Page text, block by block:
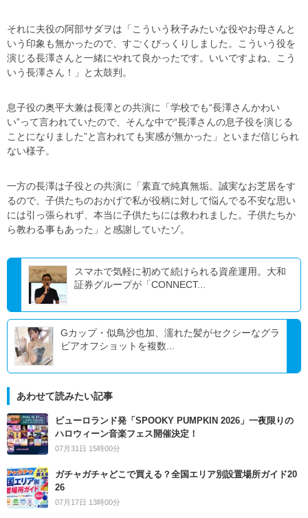
それに夫役の阿部サダヲは「こういう秋子みたいな役やお母さんと
いう印象も無かったので、すごくびっくりしました。こういう役を
演じる長澤さんと一緒にやれて良かったです。いいですよね、こう
いう長澤さん！」と太鼓判。
息子役の奥平大兼は長澤との共演に「学校でも“長澤さんかわい
い”って言われていたので、そんな中で“長澤さんの息子役を演じる
ことになりました”と言われても実感が無かった」といまだ信じられ
ない様子。
一方の長澤は子役との共演に「素直で純真無垢。誠実なお芝居をす
るので、子供たちのおかげで私が役柄に対して悩んでる不安な思い
には引っ張られず、本当に子供たちには救われました。子供たちか
ら教わる事もあった」と感謝していたゾ。
スマホで気軽に初めて続けられる資産運用。大和
証券グループが「CONNECT...
Gカップ・似鳥沙也加、濡れた髪がセクシーなグラ
ビアオフショットを複数...
あわせて読みたい記事
ピューロランド発「SPOOKY PUMPKIN 2026」一夜限りの
ハロウィーン音楽フェス開催決定！
07月31日 15時00分
ガチャガチャどこで買える？全国エリア別設置場所ガイド20
26
07月17日 13時00分